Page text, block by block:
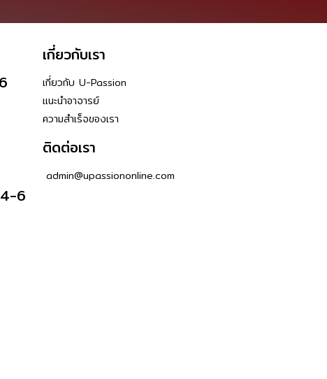
เกี่ยวกับเรา
6
เกี่ยวกับ U-Passion
แนะนำอาจารย์
ความสำเร็จของเรา
ติดต่อเรา
admin@upassiononline.com